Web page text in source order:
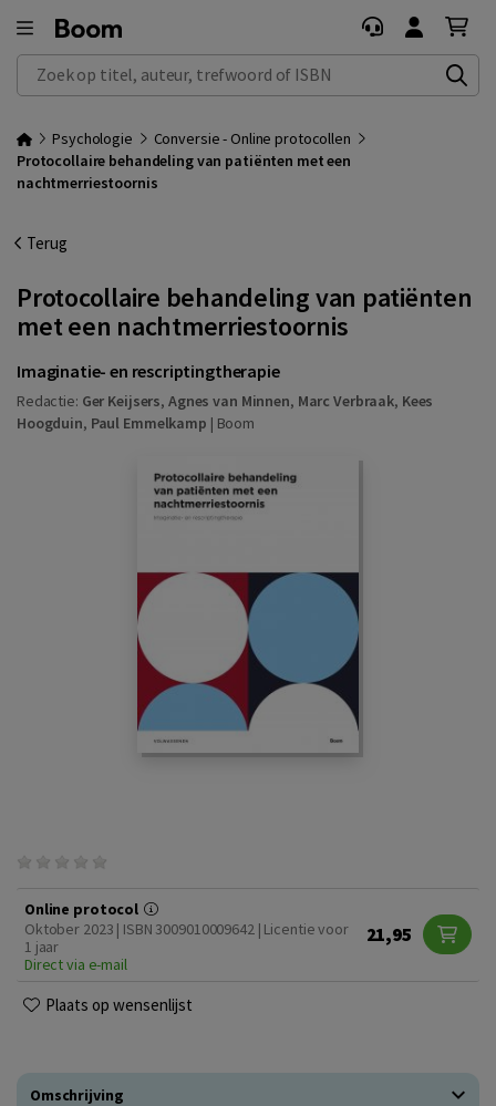
Zoek op titel, auteur, trefwoord of ISBN
Psychologie
Conversie - Online protocollen
Protocollaire behandeling van patiënten met een
nachtmerriestoornis
Terug
Protocollaire behandeling van patiënten
met een nachtmerriestoornis
Imaginatie- en rescriptingtherapie
Redactie: Ger Keijsers, Agnes van Minnen, Marc Verbraak, Kees
Hoogduin, Paul Emmelkamp | Boom
Online protocol
Oktober 2023 | ISBN 3009010009642 | Licentie voor
1 jaar
Direct via e-mail
21,95
Plaats op wensenlijst
Omschrijving